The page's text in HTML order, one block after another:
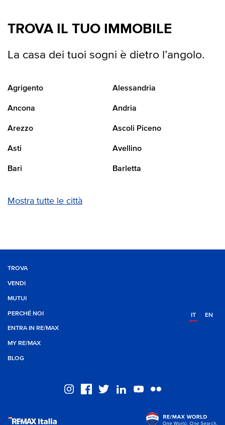
TROVA IL TUO IMMOBILE
La casa dei tuoi sogni è dietro l’angolo.
Agrigento Alessandria
Ancona Andria
Arezzo Ascoli Piceno
Asti Avellino
Bari Barletta
Mostra tutte le città
TROVA
VENDI
MUTUI
PERCHÉ NOI
ENTRA IN RE/MAX
MY RE/MAX
BLOG
IT EN